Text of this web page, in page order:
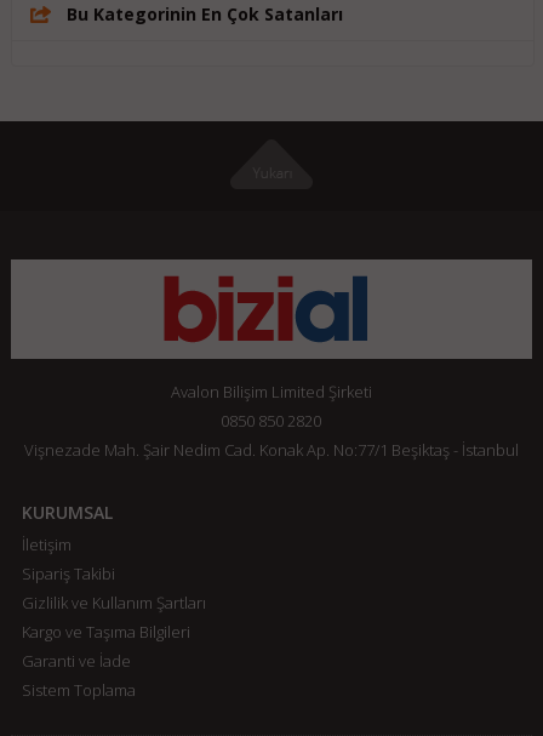
Bu Kategorinin En Çok Satanları
Avalon Bilişim Limited Şirketi
0850 850 2820
Vişnezade Mah. Şair Nedim Cad. Konak Ap. No:77/1 Beşiktaş - İstanbul
KURUMSAL
İletişim
Sipariş Takibi
Gizlilik ve Kullanım Şartları
Kargo ve Taşıma Bilgileri
Garanti ve İade
Sistem Toplama